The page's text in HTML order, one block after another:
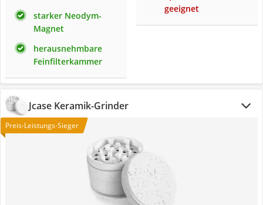
starker Neodym-
Magnet
herausnehmbare
Feinfilterkammer
geeignet
Jcase Keramik-Grinder
Preis-Leistungs-Sieger